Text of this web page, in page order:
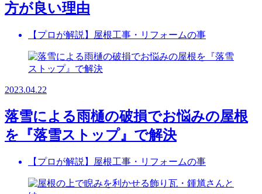
方が良い理由
【プロが解説】屋根工事・リフォームの事
2023.04.22
落雪による雨樋の破損でお悩みの屋根
を『落雪ストップ』で解決
【プロが解説】屋根工事・リフォームの事